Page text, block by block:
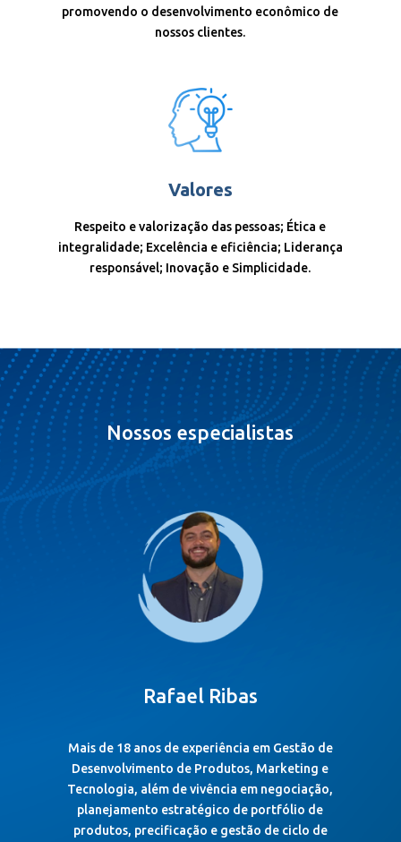
promovendo o desenvolvimento econômico de
nossos clientes.
Valores
Respeito e valorização das pessoas; Ética e
integralidade; Excelência e eficiência; Liderança
responsável; Inovação e Simplicidade.
Nossos especialistas
Rafael Ribas
Mais de 18 anos de experiência em Gestão de
Desenvolvimento de Produtos, Marketing e
Tecnologia, além de vivência em negociação,
planejamento estratégico de portfólio de
produtos, precificação e gestão de ciclo de